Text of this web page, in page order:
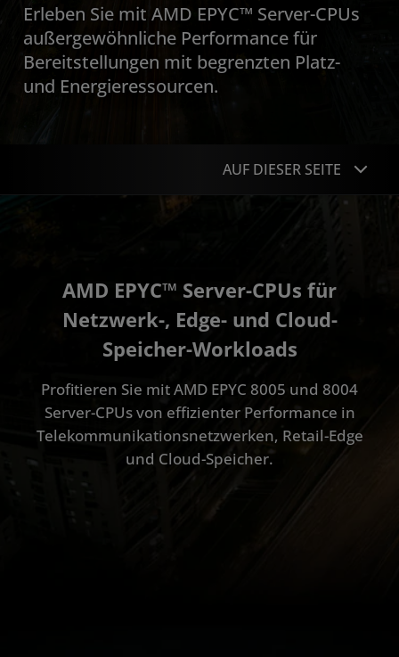
Erleben Sie mit AMD EPYC™ Server-CPUs
außergewöhnliche Performance für
Bereitstellungen mit begrenzten Platz-
und Energieressourcen.
AUF DIESER SEITE
Retail-Edge
FAQ
Ressourcen
AMD EPYC™ Server-CPUs für
Netzwerk-, Edge- und Cloud-
Speicher-Workloads
Profitieren Sie mit AMD EPYC 8005 und 8004
Server-CPUs von effizienter Performance in
Telekommunikationsnetzwerken, Retail-Edge
und Cloud-Speicher.